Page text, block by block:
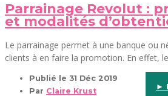
Parrainage Revolut :
et modalités
Le parrainage permet à une banque ou
clients à en faire la promotion. En effet, le
Publié le 31 Déc 2019
Par Claire Krust
►